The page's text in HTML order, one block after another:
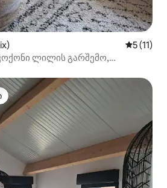
საშუალო
5 (11)
ლილის გარშემო,
ვარიანტი